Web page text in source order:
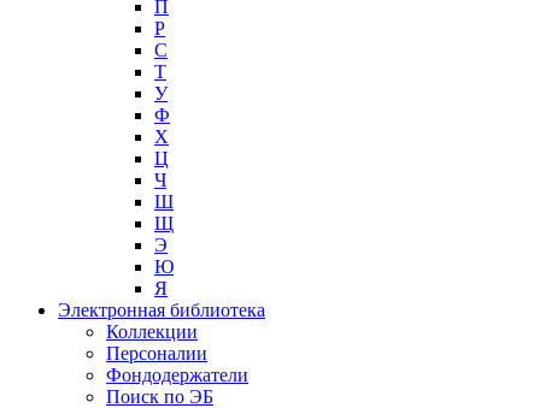
П
Р
С
Т
У
Ф
Х
Ц
Ч
Ш
Щ
Э
Ю
Я
Электронная библиотека
Коллекции
Персоналии
Фондодержатели
Поиск по ЭБ